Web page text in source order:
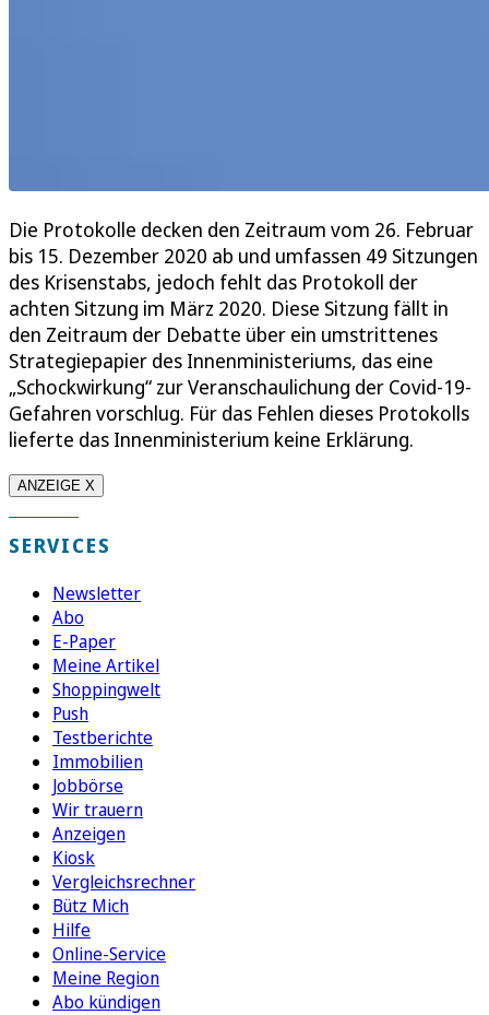
Die Protokolle decken den Zeitraum vom 26. Februar
bis 15. Dezember 2020 ab und umfassen 49 Sitzungen
des Krisenstabs, jedoch fehlt das Protokoll der
achten Sitzung im März 2020. Diese Sitzung fällt in
den Zeitraum der Debatte über ein umstrittenes
Strategiepapier des Innenministeriums, das eine
„Schockwirkung“ zur Veranschaulichung der Covid-19-
Gefahren vorschlug. Für das Fehlen dieses Protokolls
lieferte das Innenministerium keine Erklärung.
ANZEIGE X
SERVICES
Newsletter
Abo
E-Paper
Meine Artikel
Shoppingwelt
Push
Testberichte
Immobilien
Jobbörse
Wir trauern
Anzeigen
Kiosk
Vergleichsrechner
Bütz Mich
Hilfe
Online-Service
Meine Region
Abo kündigen